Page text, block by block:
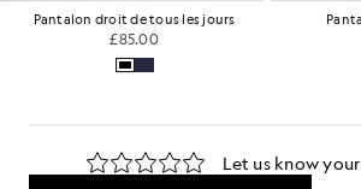
Pantalon à poches cargo